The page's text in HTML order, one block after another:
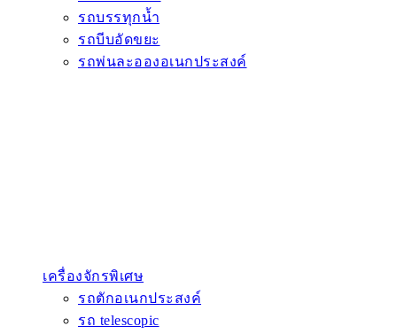
รถบรรทุกน้ำ
รถบีบอัดขยะ
รถพ่นละอองอเนกประสงค์
เครื่องจักรพิเศษ
รถตักอเนกประสงค์
รถ telescopic